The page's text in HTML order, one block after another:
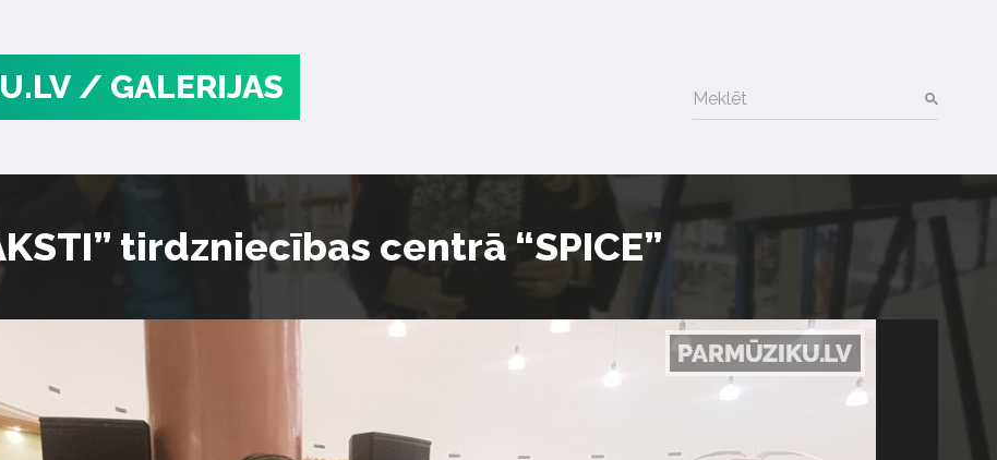
/ GALERIJAS Meklēt
tirdzniecības centrā “SPICE”